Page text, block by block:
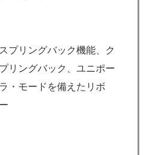
プリングバック機能、ク
リングバック、ユニポー
・モードを備えたリボ